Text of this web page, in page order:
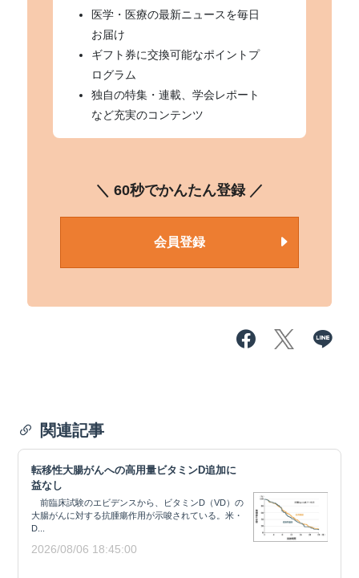
医学・医療の最新ニュースを毎日
お届け
ギフト券に交換可能なポイントプ
ログラム
独自の特集・連載、学会レポート
など充実のコンテンツ
＼ 60秒でかんたん登録 ／
会員登録
関連記事
転移性大腸がんへの高用量ビタミンD追加に
益なし
前臨床試験のエビデンスから、ビタミンD（VD）の
大腸がんに対する抗腫瘍作用が示唆されている。米・
D...
2026/08/06 18:45:00